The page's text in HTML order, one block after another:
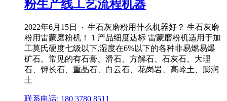
粉生产线工艺流程机器
2022年6月15日 · 生石灰磨粉用什么机器好？ 生石灰磨
粉用雷蒙磨粉机！ 1 产品细度达标 雷蒙磨粉机适用于加
工莫氏硬度七级以下,湿度在6%以下的各种非易燃易爆
矿石。常见的有石膏、滑石、方解石、石灰石、大理
石、钾长石、重晶石、白云石、花岗岩、高岭土、膨润
土
联系电话: 180 3780 8511